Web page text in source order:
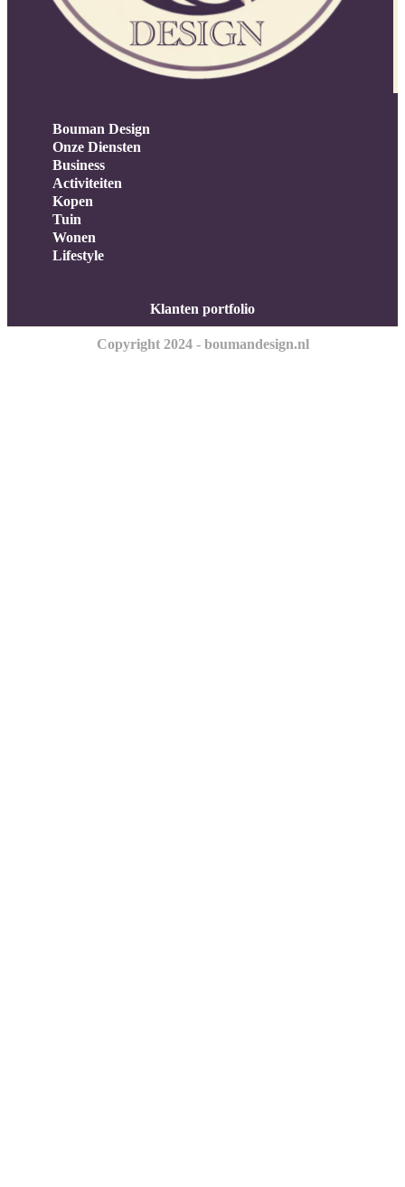
Bouman Design
Onze Diensten
Business
Activiteiten
Kopen
Tuin
Wonen
Lifestyle
Klanten portfolio
Copyright 2024 - boumandesign.nl